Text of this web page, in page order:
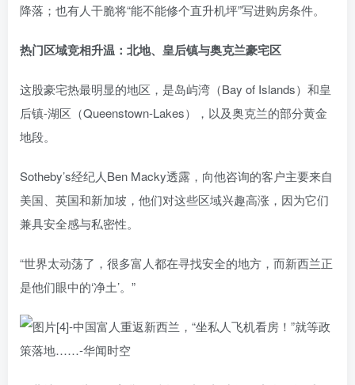
降落；也有人干脆将“能不能修个直升机坪”写进购房条件。
热门区域竞相升温：北地、皇后镇与奥克兰豪宅区
这股豪宅热最明显的地区，是岛屿湾（Bay of Islands）和皇
后镇-湖区（Queenstown-Lakes），以及奥克兰的部分黄金
地段。
Sotheby’s经纪人Ben Macky透露，向他咨询的客户主要来自
美国、英国和新加坡，他们对这些区域兴趣高涨，因为它们
兼具安全感与私密性。
“世界太动荡了，很多富人都在寻找安全的地方，而新西兰正
是他们眼中的‘净土’。”